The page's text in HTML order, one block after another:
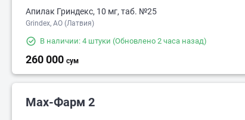
Апилак Гриндекс, 10 мг, таб. №25
Grindex, АО (Латвия)
В наличии: 4 штуки (Обновлено 2 часа назад)
260 000 сум
Мах-Фарм 2